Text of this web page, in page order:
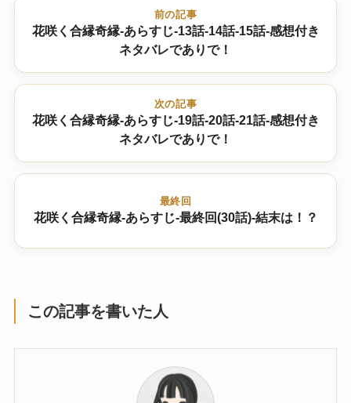
前の記事
花咲く合縁奇縁-あらすじ-13話-14話-15話-感想付き
ネタバレでありで！
次の記事
花咲く合縁奇縁-あらすじ-19話-20話-21話-感想付き
ネタバレでありで！
最終回
花咲く合縁奇縁-あらすじ-最終回(30話)-結末は！？
この記事を書いた人